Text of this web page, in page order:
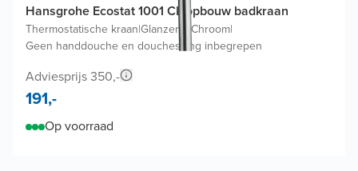
Hansgrohe Ecostat 1001 CL opbouw badkraan
Thermostatische kraan|Glanzend Chroom|
Geen handdouche en doucheslang inbegrepen
Adviesprijs 350,-
191,-
Op voorraad